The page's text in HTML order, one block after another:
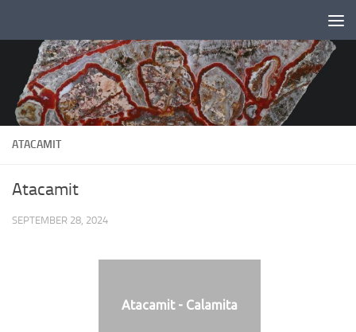
ATACAMIT
Atacamit
SEPTEMBER 28, 2024
Atacamit - Calamita